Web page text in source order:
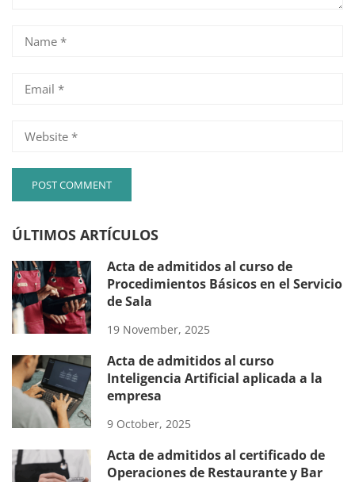
ÚLTIMOS ARTÍCULOS
Acta de admitidos al curso de
Procedimientos Básicos en el Servicio
de Sala
19 November, 2025
Acta de admitidos al curso
Inteligencia Artificial aplicada a la
empresa
9 October, 2025
Acta de admitidos al certificado de
Operaciones de Restaurante y Bar